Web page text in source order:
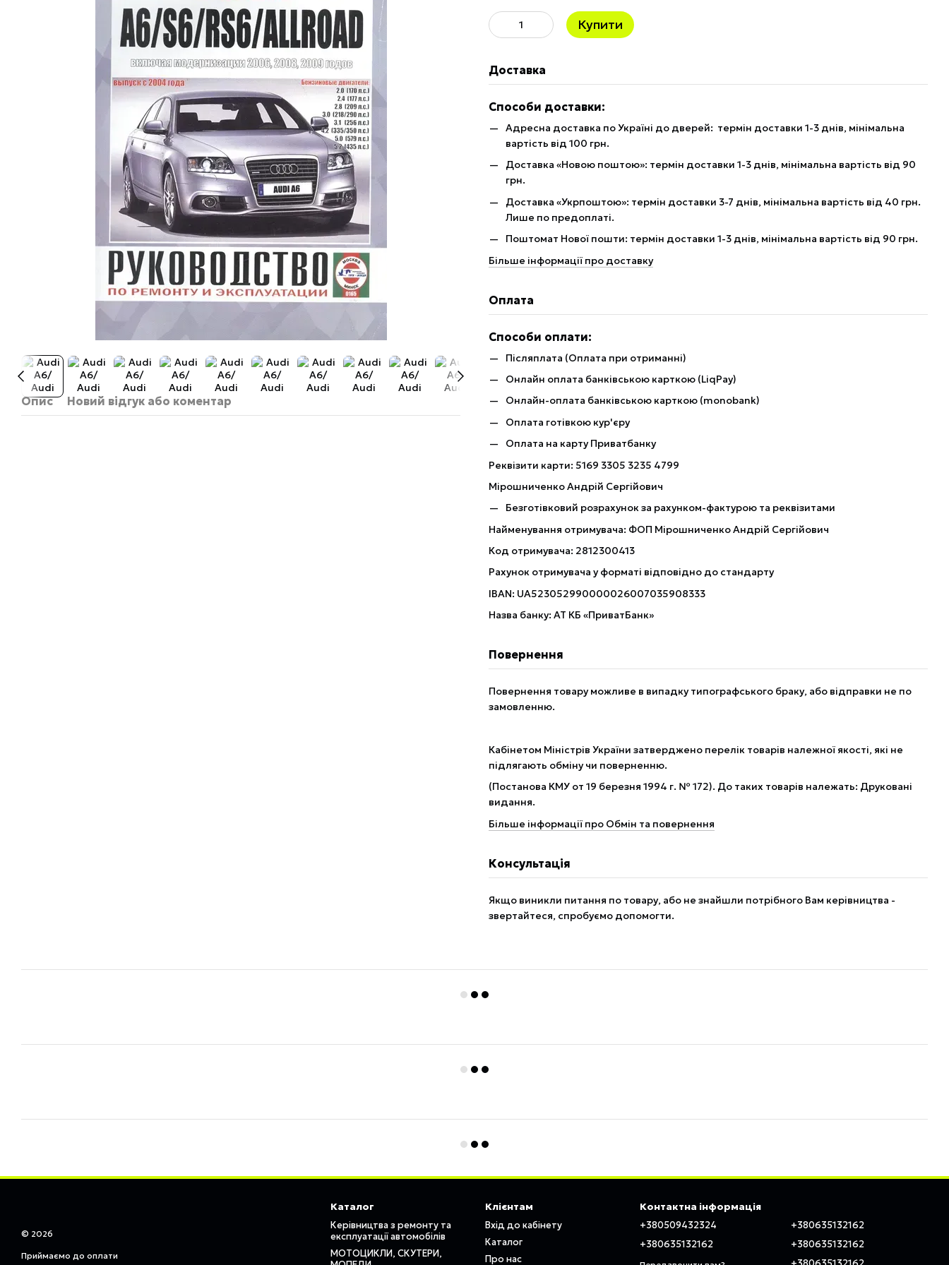
Опис Новий відгук або коментар
Купити
Доставка
Способи доставки:
Адресна доставка по Україні до дверей: термін доставки 1-3 днів, мінімальна
вартість від 100 грн.
Доставка «Новою поштою»: термін доставки 1-3 днів, мінімальна вартість від 90
грн.
Доставка «Укрпоштою»: термін доставки 3-7 днів, мінімальна вартість від 40 грн.
Лише по предоплаті.
Поштомат Нової пошти: термін доставки 1-3 днів, мінімальна вартість від 90 грн.
Більше інформації про доставку
Оплата
Способи оплати:
Післяплата (Оплата при отриманні)
Онлайн оплата банківською карткою (LiqPay)
Онлайн-оплата банківською карткою (monobank)
Оплата готівкою кур'єру
Оплата на карту Приватбанку
Реквізити карти: 5169 3305 3235 4799
Мірошниченко Андрій Сергійович
Безготівковий розрахунок за рахунком-фактурою та реквізитами
Найменування отримувача: ФОП Мірошниченко Андрій Сергійович
Код отримувача: 2812300413
Рахунок отримувача у форматі відповідно до стандарту
IBAN: UA523052990000026007035908333
Назва банку: АТ КБ «ПриватБанк»
Повернення
Повернення товару можливе в випадку типографського браку, або відправки не по
замовленню.
Кабінетом Міністрів України затверджено перелік товарів належної якості, які не
підлягають обміну чи поверненню.
(Постанова КМУ от 19 березня 1994 г. № 172). До таких товарів належать: Друковані
видання.
Більше інформації про Обмін та повернення
Консультація
Якщо виникли питання по товару, або не знайшли потрібного Вам керівництва -
звертайтеся, спробуємо допомогти.
© 2026
Приймаємо до оплати
Каталог
Керівництва з ремонту та
експлуатації автомобілів
МОТОЦИКЛИ, СКУТЕРИ,
Клієнтам
Вхід до кабінету
Каталог
Про нас
Контактна інформація
+380509432324
+380635132162
+380635132162
+380635132162